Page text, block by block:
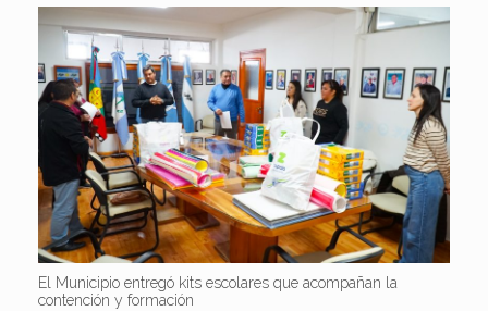
El Municipio entregó kits escolares que acompañan la
contención y formación